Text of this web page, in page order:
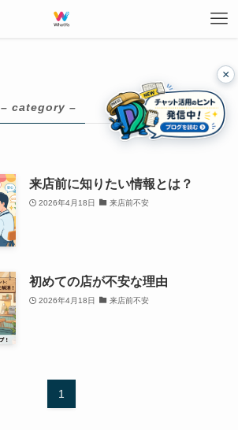
– category –
来店前に知りたい情報とは？
2026年4月18日 来店前不安
初めての店が不安な理由
2026年4月18日 来店前不安
1
×